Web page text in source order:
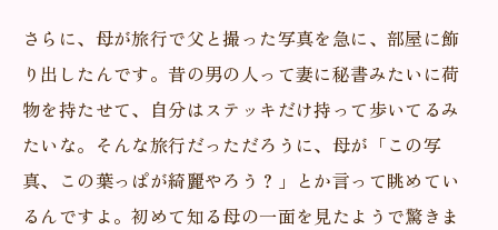
さらに、母が旅行で父と撮った写真を急に、部屋に飾
り出したんです。昔の男の人って妻に秘書みたいに荷
物を持たせて、自分はステッキだけ持って歩いてるみ
たいな。そんな旅行だっただろうに、母が「この写
真、この葉っぱが綺麗やろう？」とか言って眺めてい
るんですよ。初めて知る母の一面を見たようで驚きま